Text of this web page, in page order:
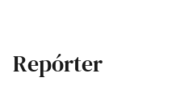
Repórter